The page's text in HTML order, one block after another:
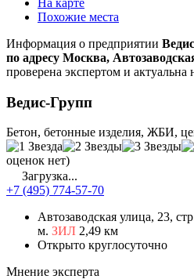
Похожие места
Информация о предприятии
по адресу Москва,
проверена экспертом и актуальна
Ведис-Групп
Бетон, бетонные изделия, ЖБИ,
оценок нет)
Загрузка...
+7 (495) 774-57-70
Автозаводская улица, 23,
м. ЗИЛ 2,49 км
Открыто круглосуточно
Мнение эксперта